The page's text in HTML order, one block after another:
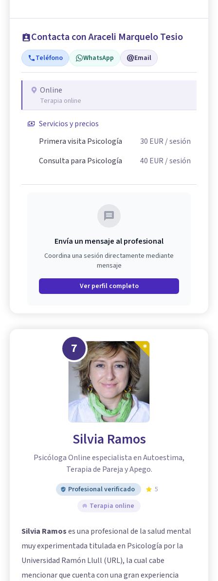
Contacta con Araceli Marquelo Tesio
Teléfono WhatsApp Email
Online
Terapia online
Servicios y precios
Primera visita Psicología
30 EUR / sesión
Consulta para Psicología
40 EUR / sesión
Envía un mensaje al profesional
Coordina una sesión directamente mediante
mensaje
Ver perfil completo
7
Silvia Ramos
Psicóloga Online especialista en Autoestima,
Terapia de Pareja y Apego.
Profesional verificado
5
Terapia online
Silvia Ramoses una profesional de la salud mental
muy experimentada titulada en Psicología por la
Universidad Ramón Llull (URL), la cual cabe
mencionar que cuenta con una gran experiencia